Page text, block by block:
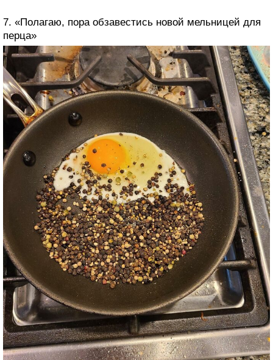
7. «Полагаю, пора обзавестись новой мельницей для
перца»